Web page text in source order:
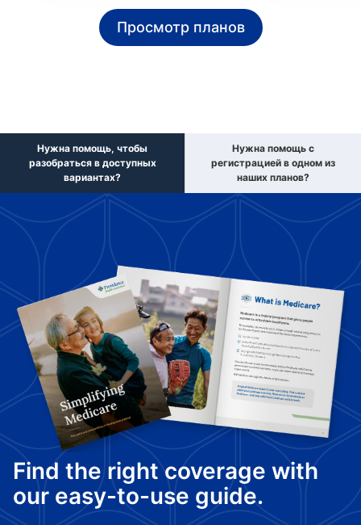
Просмотр планов
Нужна помощь, чтобы
разобраться в доступных
вариантах?
Нужна помощь с
регистрацией в одном из
наших планов?
Find the right coverage with
our easy-to-use guide.